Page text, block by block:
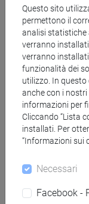
[LT40]
E
percorso
Struttura
LINGUA
Questo sito
permettono il
analisi statistiche
verranno
verranno
funzionalità dei
utilizzo. In
anche con i
informazioni per
Cliccando “Lista
installati. Per
“Informazioni sui
Necessari
Facebook -